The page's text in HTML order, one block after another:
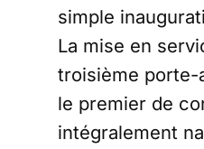
simple
La mise en
troisième porte-
le premier de
intégralement